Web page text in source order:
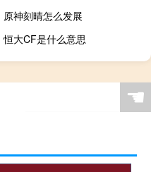
原神刻晴怎么发展
恒大CF是什么意思
☚